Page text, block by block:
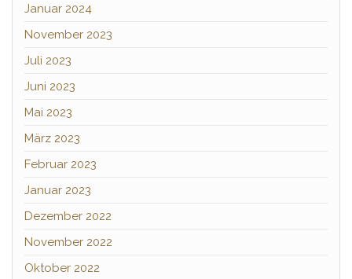
Januar 2024
November 2023
Juli 2023
Juni 2023
Mai 2023
März 2023
Februar 2023
Januar 2023
Dezember 2022
November 2022
Oktober 2022